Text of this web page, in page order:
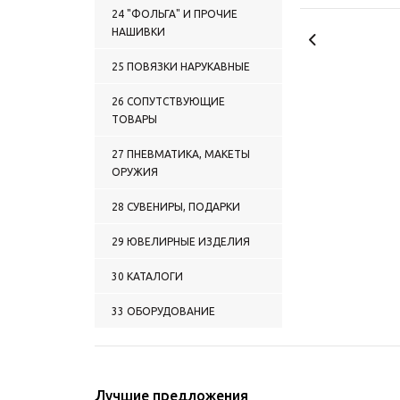
категории
2025 ЗНАЧКИ СНГ
24 "ФОЛЬГА" И ПРОЧИЕ
НАШИВКИ
25 ПОВЯЗКИ НАРУКАВНЫЕ
26 СОПУТСТВУЮЩИЕ
ТОВАРЫ
27 ПНЕВМАТИКА, МАКЕТЫ
ОРУЖИЯ
28 СУВЕНИРЫ, ПОДАРКИ
29 ЮВЕЛИРНЫЕ ИЗДЕЛИЯ
30 КАТАЛОГИ
33 ОБОРУДОВАНИЕ
Лучшие предложения